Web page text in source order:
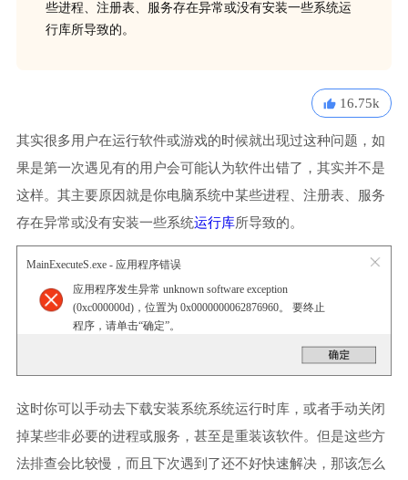
些进程、注册表、服务存在异常或没有安装一些系统运
行库所导致的。
16.75k
其实很多用户在运行软件或游戏的时候就出现过这种问题，如
果是第一次遇见有的用户会可能认为软件出错了，其实并不是
这样。其主要原因就是你电脑系统中某些进程、注册表、服务
存在异常或没有安装一些系统运行库所导致的。
MainExecuteS.exe - 应用程序错误
应用程序发生异常 unknown software exception
(0xc000000d)，位置为 0x0000000062876960。 要终止
程序，请单击“确定”。
这时你可以手动去下载安装系统系统运行时库，或者手动关闭
掉某些非必要的进程或服务，甚至是重装该软件。但是这些方
法排查会比较慢，而且下次遇到了还不好快速解决，那该怎么